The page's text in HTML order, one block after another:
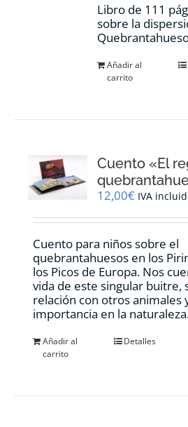
Libro de 111
sobre la
Añadir al
carrito
Cuento «El
12,00€ IVA
Cuento para niños sobre el
quebrantahuesos en los
los Picos de Europa. Nos
vida de este singular buitre,
relación con otros animales
importancia en la
Añadir al
carrito
Detalles